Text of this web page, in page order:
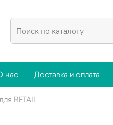
нас Доставка и оплата
RETAIL